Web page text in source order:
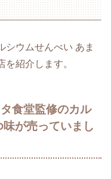
シウムせんべい あま
紹介します。
食堂監修のカル
が売っていまし